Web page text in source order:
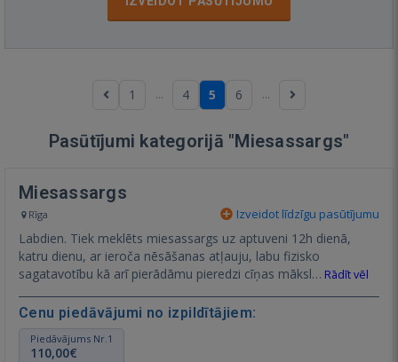
1 ... 4 5 6 ...
Pasūtījumi kategorijā "Miesassargs"
Miesassargs
Rīga Izveidot līdzīgu pasūtījumu
Labdien. Tiek meklēts miesassargs uz aptuveni 12h dienā,
katru dienu, ar ieroča nēsāšanas atļauju, labu fizisko
sagatavotību kā arī pierādāmu pieredzi cīņas māksl… Rādīt vēl
Cenu piedāvājumi no izpildītājiem:
Piedāvājums Nr.1
110,00€